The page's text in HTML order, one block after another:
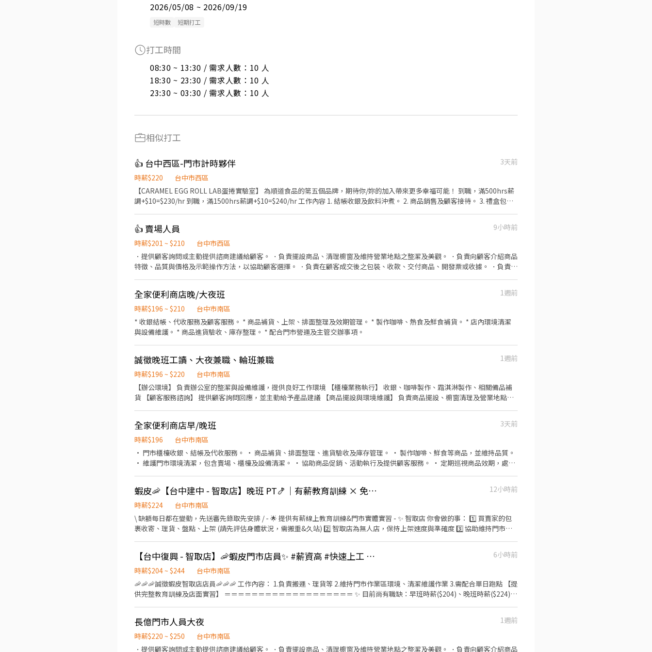
2026/05/08 ~ 2026/09/19
短時數 短期打工
打工時間
08:30 ~ 13:30 / 需求人數：10 人
18:30 ~ 23:30 / 需求人數：10 人
23:30 ~ 03:30 / 需求人數：10 人
相似打工
👍 台中西區-門市計時夥伴
3天前
時薪$220
台中市西區
【CARAMEL EGG ROLL LAB蛋捲實驗室】 為順道食品的第五個品牌，期待你/妳的加入帶來更多幸福可能！ 到職，滿500hrs薪
調+$10=$230/hr 到職，滿1500hrs薪調+$10=$240/hr 工作內容 1. 結帳收銀及飲料沖煮。 2. 商品銷售及顧客接待。 3. 禮盒包
👍 賣場人員
9小時前
時薪$201 ~ $210
台中市西區
．提供顧客詢問或主動提供諮商建議給顧客。 ．負責擺設商品、清理櫥窗及維持營業地點之整潔及美觀。 ．負責向顧客介紹商品
特徵、品質與價格及示範操作方法，以協助顧客選擇。 ．負責在顧客成交後之包裝、收款、交付商品、開發票或收據。 ．負責在
全家便利商店晚/大夜班
1週前
時薪$196 ~ $210
台中市南區
* 收銀結帳、代收服務及顧客服務。 * 商品補貨、上架、排面整理及效期管理。 * 製作咖啡、熱食及鮮食補貨。 * 店內環境清潔
與設備維護。 * 商品進貨驗收、庫存整理。 * 配合門市營運及主管交辦事項。
誠徵晚班工讀、大夜兼職、輪班兼職
1週前
時薪$196 ~ $220
台中市南區
【辦公環境】 負責辦公室的整潔與設備維護，提供良好工作環境 【櫃檯業務執行】 收銀、咖啡製作、霜淇淋製作、相關備品補
貨 【顧客服務諮詢】 提供顧客詢問回應，並主動給予產品建議 【商品擺設與環境維護】 負責商品擺設、櫥窗清理及營業地點整
【貨品陳列】 監督店面貨品陳列，保持整齊有序 【營業執行】 依據連鎖店政策，按照標準作業程序執行日常營業 【協調溝通】
全家便利商店早/晚班
3天前
時薪$196
台中市南區
• 門市櫃檯收銀、結帳及代收服務。 • 商品補貨、排面整理、進貨驗收及庫存管理。 • 製作咖啡、鮮食等商品，並維持品質。
• 維護門市環境清潔，包含賣場、櫃檯及設備清潔。 • 協助商品促銷、活動執行及提供顧客服務。 • 定期巡視商品效期，處理
蝦皮🦐【台中建中 - 智取店】晚班 PT🍤｜有薪教育訓練 × 免輪班
12小時前
時薪$224
台中市南區
\ 缺額每日都在變動，先送審先錄取先安排 / - 🌟 提供有薪線上教育訓練&門市實體實習 - ✨ 智取店 你會做的事： 1️⃣ 買賣家的包
裹收寄、理貨、盤點、上架 (請先評估身體狀況，需搬重&久站) 2️⃣ 智取店為無人店，保持上架速度與準確度 3️⃣ 協助維持門市整
午&中秋獎金資格 ✅一定會有「勞保」 ✅健保可保可不保 ✅只有隔月15號薪轉、無領現/預支 - 【🕐 工作時間｜晚班】 17:30-
23:30 (由主管依照門市需求安排2-6小時) . 📩 合法派遣公司｜無需任何費用｜快速安排 🌙 https://lin.ee/lJ1Nz7C ✅ 加入後請傳
送「職缺截圖」唷！
【台中復興 - 智取店】🦐蝦皮門市店員✨ #薪資高 #快速上工 #完整職訓
6小時前
時薪$204 ~ $244
台中市南區
🦐🦐🦐誠徵蝦皮智取店店員🦐🦐🦐 工作內容： 1.負責搬運、理貨等 2.維持門市作業區環境、清潔維護作業 3.需配合單日跑點 【提
供完整教育訓練及店面實習】 ＝＝＝＝＝＝＝＝＝＝＝＝＝＝＝＝＝＝＝ ✨ 目前尚有職缺：早班時薪($204)、晚班時薪($224)、
長億門市人員大夜
1週前
時薪$220 ~ $250
台中市南區
．提供顧客詢問或主動提供諮商建議給顧客。 ．負責擺設商品、清理櫥窗及維持營業地點之整潔及美觀。 ．負責向顧客介紹商品